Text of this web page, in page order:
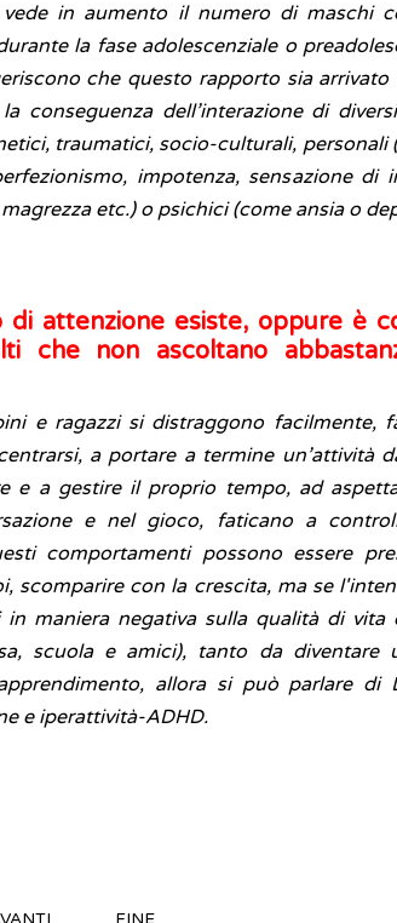
in aumento il numero di maschi
la fase adolescenziale o
che questo rapporto sia arrivato
conseguenza dell’interazione di
traumatici, socio-culturali, personali
impotenza, sensazione di
magrezza etc.) o psichici (come ansia o
di attenzione esiste, oppure è
che non ascoltano
e ragazzi si distraggono facilmente,
a portare a termine un’attività
e a gestire il proprio tempo, ad
e nel gioco, faticano a
comportamenti possono essere
scomparire con la crescita, ma se
in maniera negativa sulla qualità di vita
scuola e amici), tanto da diventare
allora si può parlare di
e iperattività-ADHD.